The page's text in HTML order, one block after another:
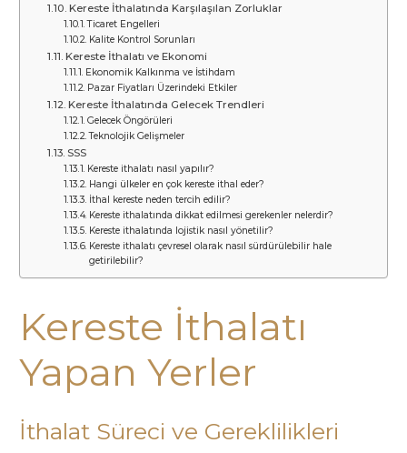
Kereste İthalatında Karşılaşılan Zorluklar
Ticaret Engelleri
Kalite Kontrol Sorunları
Kereste İthalatı ve Ekonomi
Ekonomik Kalkınma ve İstihdam
Pazar Fiyatları Üzerindeki Etkiler
Kereste İthalatında Gelecek Trendleri
Gelecek Öngörüleri
Teknolojik Gelişmeler
SSS
Kereste ithalatı nasıl yapılır?
Hangi ülkeler en çok kereste ithal eder?
İthal kereste neden tercih edilir?
Kereste ithalatında dikkat edilmesi gerekenler nelerdir?
Kereste ithalatında lojistik nasıl yönetilir?
Kereste ithalatı çevresel olarak nasıl sürdürülebilir hale
getirilebilir?
Kereste İthalatı
Yapan Yerler
İthalat Süreci ve Gereklilikleri